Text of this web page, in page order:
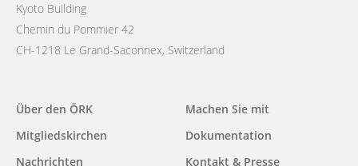
Kyoto Building
Chemin du Pommier 42
CH-1218 Le Grand-Saconnex, Switzerland
Main
navigation
Über den ÖRK
Mitgliedskirchen
Nachrichten
Machen Sie mit
Dokumentation
Kontakt & Presse